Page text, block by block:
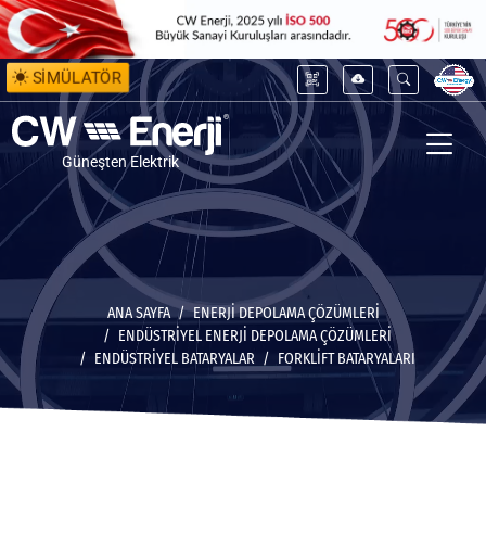
SİMÜLATÖR
Güneşten Elektrik
ANA SAYFA
ENERJİ DEPOLAMA ÇÖZÜMLERİ
ENDÜSTRIYEL ENERJI DEPOLAMA ÇÖZÜMLERI
ENDÜSTRIYEL BATARYALAR
FORKLIFT BATARYALARI